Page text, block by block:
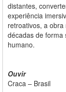
distantes,
experiência
retroativos, a
décadas de forma
humano.
Ouvir
Craca – Brasil